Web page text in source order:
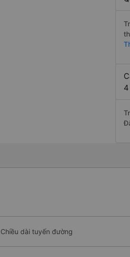
Chiều dài tuyến đường